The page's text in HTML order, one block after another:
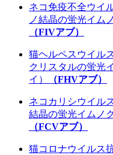
ネコ免疫不全ウイ
ノ結晶の蛍光イム
（FIVアブ）
猫ヘルペスウイル
クリスタルの蛍光
イ）
（FHVアブ）
ネコカリシウイル
結晶の蛍光イムノ
（FCVアブ）
猫コロナウイルス